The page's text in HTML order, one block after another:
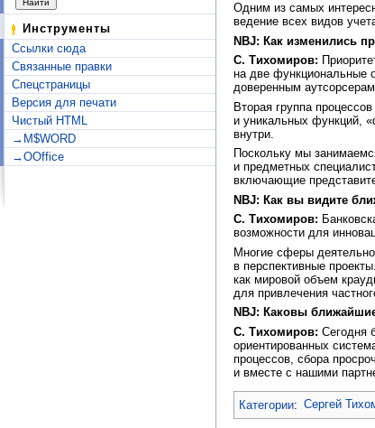
Инструменты
Ссылки сюда
Связанные правки
Спецстраницы
Версия для печати
Чистый HTML
→M$WORD
→OOffice
Одним из самых
ведение всех видов
NBJ: Как изменились
С. Тихомиров:
на две функциональные
доверенным
Вторая группа
и уникальных функций,
внутри.
Поскольку мы
и предметных
включающие
NBJ: Как вы видите
С. Тихомиров:
возможности для
Многие сферы
в перспективные
как мировой объем
для привлечения
NBJ: Каковы
С. Тихомиров: Сегодня
ориентированных
процессов, сбора
и вместе с нашими
Категории: Сергей